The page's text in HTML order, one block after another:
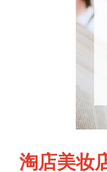
淘店美妆